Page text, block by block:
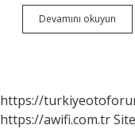
Devamını okuyun
https://
https://awifi.com.tr